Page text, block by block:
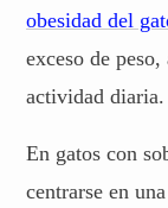
obesidad del
exceso de
actividad diaria.
En gatos con
centrarse en